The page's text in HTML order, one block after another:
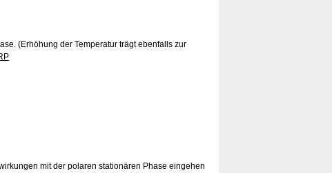
(Erhöhung der Temperatur trägt ebenfalls zur
mit der polaren stationären Phase eingehen